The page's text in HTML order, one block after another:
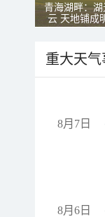
青海湖畔：
云 天地铺成
重大天气
8月7日
8月6日